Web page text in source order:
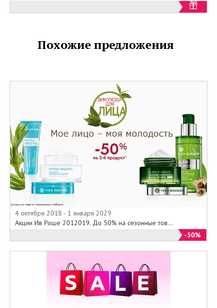
Похожие предложения
4 октября 2018 - 1 января 2029
Акции Ив Роше 2012019. До 50% на сезонные тов...
-50%